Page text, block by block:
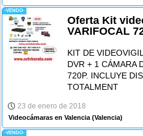
-VENDO-
Oferta Kit
VARIFOCAL
KIT DE
DVR + 1 CÁMARA
720P. INCLUYE
TOTALMENT
23 de enero de 2018
Videocámaras en Valencia (Valencia)
-VENDO-